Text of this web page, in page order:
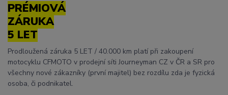
PRÉMIOVÁ
ZÁRUKA
5 LET
Prodloužená záruka 5 LET / 40.000 km platí při zakoupení
motocyklu CFMOTO v prodejní síti Journeyman CZ v ČR a SR pro
všechny nové zákazníky (první majitel) bez rozdílu zda je fyzická
osoba, či podnikatel.